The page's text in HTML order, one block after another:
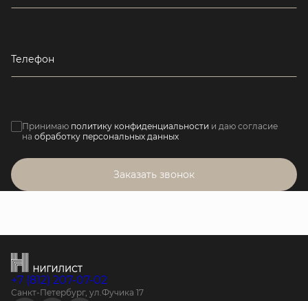
Телефон
Принимаю политику конфиденциальности и даю согласие
на обработку персональных данных
Заказать звонок
+7 (812) 207-07-02
Санкт-Петербург, ул.Фучика 17